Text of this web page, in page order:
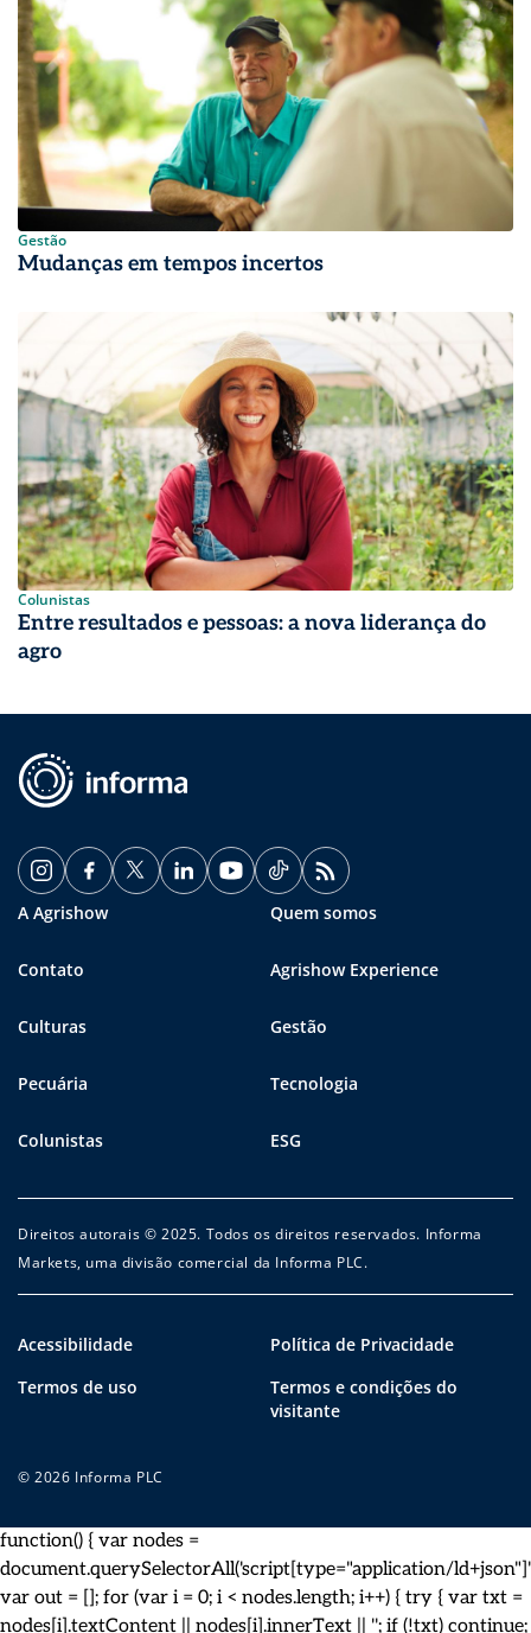
Gestão
Mudanças em tempos incertos
Colunistas
Entre resultados e pessoas: a nova liderança do
agro
A Agrishow Quem somos
Contato Agrishow Experience
Culturas Gestão
Pecuária Tecnologia
Colunistas ESG
Direitos autorais © 2025. Todos os direitos reservados. Informa
Markets, uma divisão comercial da Informa PLC.
Acessibilidade
Política de Privacidade
Termos de uso
Termos e condições do
visitante
© 2026 Informa PLC
function() { var nodes =
document.querySelectorAll('script[type="application/
var out = []; for (var i = 0; i < nodes.length; i++) { try { var txt =
nodes[i].textContent || nodes[i].innerText || ''; if (!txt) continue;